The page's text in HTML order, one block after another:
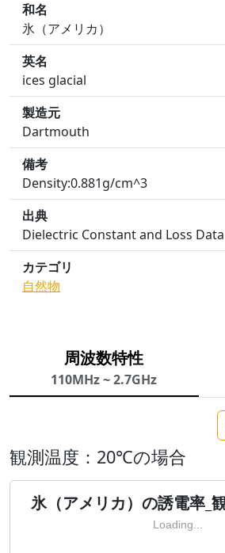
和名
氷（アメリカ）
英名
ices glacial
製造元
Dartmouth
備考
Density:0.881g/cm^3
出典
Dielectric Constant and Loss
カテゴリ
自然物
周波数特性
110MHz ~ 2.7GHz
観測温度：20℃の場合
氷（アメリカ）の誘電率_
Loading...